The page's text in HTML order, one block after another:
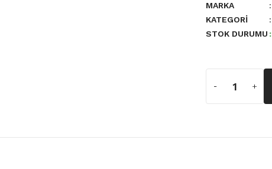
MARKA
KATEGORI
STOK DURUMU